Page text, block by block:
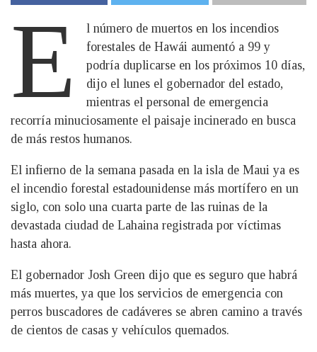
E
l número de muertos en los incendios
forestales de Hawái aumentó a 99 y
podría duplicarse en los próximos 10 días,
dijo el lunes el gobernador del estado,
mientras el personal de emergencia
recorría minuciosamente el paisaje incinerado en busca
de más restos humanos.
El infierno de la semana pasada en la isla de Maui ya es
el incendio forestal estadounidense más mortífero en un
siglo, con solo una cuarta parte de las ruinas de la
devastada ciudad de Lahaina registrada por víctimas
hasta ahora.
El gobernador Josh Green dijo que es seguro que habrá
más muertes, ya que los servicios de emergencia con
perros buscadores de cadáveres se abren camino a través
de cientos de casas y vehículos quemados.